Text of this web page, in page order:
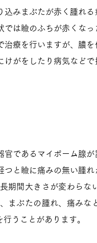
みまぶたが赤く腫れ
は瞼のふちが赤くな
療を行いますが、膿
がをしたり病気など
であるマイボーム腺
と瞼に痛みの無い腫
期間大きさが変わらな
まぶたの腫れ、痛みな
うことがあります。